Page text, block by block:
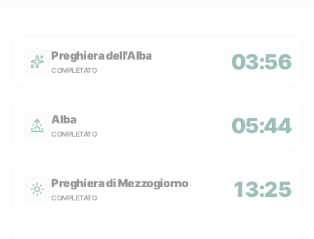
Preghiera dell'Alba
COMPLETATO 03:56
Alba
COMPLETATO 05:44
Preghiera di Mezzogiorno
COMPLETATO 13:25